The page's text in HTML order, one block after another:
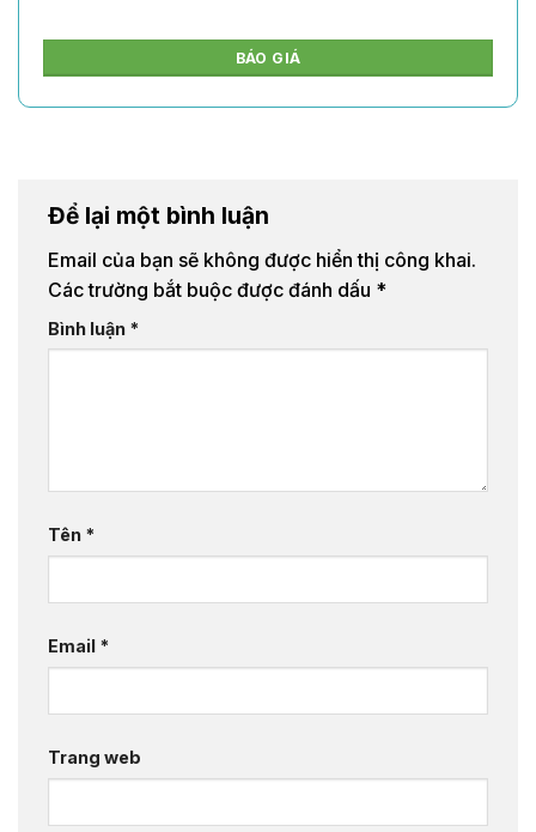
BÁO GIÁ
Để lại một bình luận
Email của bạn sẽ không được hiển thị công khai.
Các trường bắt buộc được đánh dấu *
Bình luận *
Tên *
Email *
Trang web